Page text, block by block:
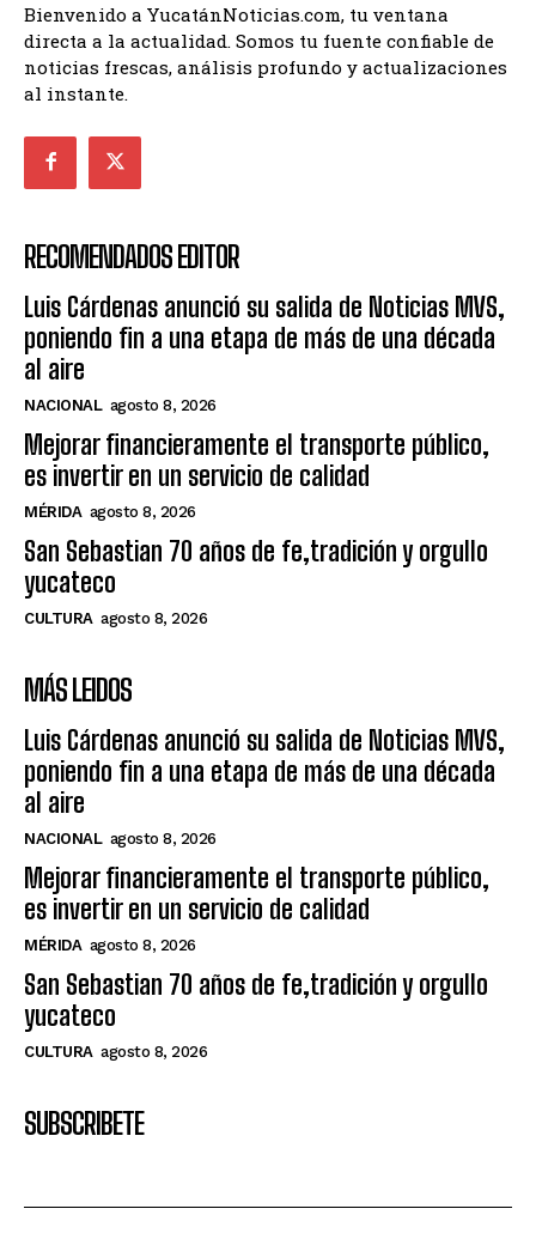
Bienvenido a YucatánNoticias.com, tu ventana
directa a la actualidad. Somos tu fuente confiable de
noticias frescas, análisis profundo y actualizaciones
al instante.
RECOMENDADOS EDITOR
Luis Cárdenas anunció su salida de Noticias MVS,
poniendo fin a una etapa de más de una década
al aire
NACIONAL agosto 8, 2026
Mejorar financieramente el transporte público,
es invertir en un servicio de calidad
MÉRIDA agosto 8, 2026
San Sebastian 70 años de fe,tradición y orgullo
yucateco
CULTURA agosto 8, 2026
MÁS LEIDOS
Luis Cárdenas anunció su salida de Noticias MVS,
poniendo fin a una etapa de más de una década
al aire
NACIONAL agosto 8, 2026
Mejorar financieramente el transporte público,
es invertir en un servicio de calidad
MÉRIDA agosto 8, 2026
San Sebastian 70 años de fe,tradición y orgullo
yucateco
CULTURA agosto 8, 2026
SUBSCRIBETE